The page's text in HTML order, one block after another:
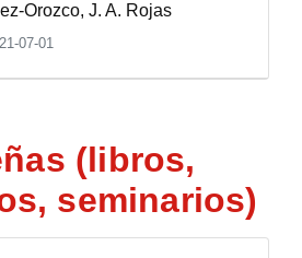
Orozco, J. A. Rojas
07-01
(libros,
seminarios)